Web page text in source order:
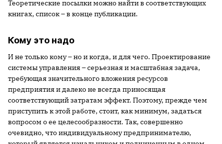
Теоретические посылки можно найти в соответствующих
книгах, список – в конце публикации.
Кому это надо
И не только кому – но и когда, и для чего. Проектирование
системы управления – серьезная и масштабная задача,
требующая значительного вложения ресурсов
предприятия и далеко не всегда приносящая
соответствующий затратам эффект. Поэтому, прежде чем
приступить к этой работе, стоит, как минимум, задаться
вопросом о ее целесообразности. Так, совершенно
очевидно, что индивидуальному предпринимателю,